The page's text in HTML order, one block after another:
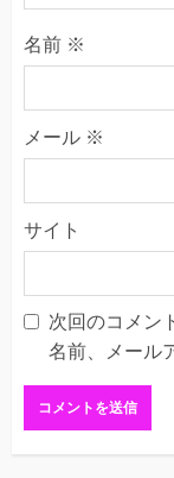
名前 ※
メール ※
サイト
次回のコメン
名前、メール